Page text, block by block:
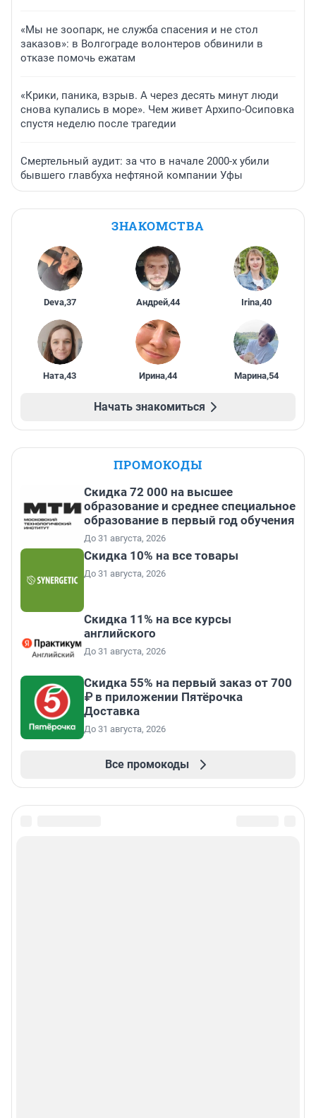
«Мы не зоопарк, не служба спасения и не стол
заказов»: в Волгограде волонтеров обвинили в
отказе помочь ежатам
«Крики, паника, взрыв. А через десять минут люди
снова купались в море». Чем живет Архипо-Осиповка
спустя неделю после трагедии
Смертельный аудит: за что в начале 2000-х убили
бывшего главбуха нефтяной компании Уфы
ЗНАКОМСТВА
Deva,37 Андрей,44 Irina,40
Ната,43 Ирина,44 Марина,54
Начать знакомиться
ПРОМОКОДЫ
Скидка 72 000 на высшее
образование и среднее специальное
образование в первый год обучения
До 31 августа, 2026
Скидка 10% на все товары
До 31 августа, 2026
Скидка 11% на все курсы
английского
До 31 августа, 2026
Скидка 55% на первый заказ от 700
₽ в приложении Пятёрочка
Доставка
До 31 августа, 2026
Все промокоды